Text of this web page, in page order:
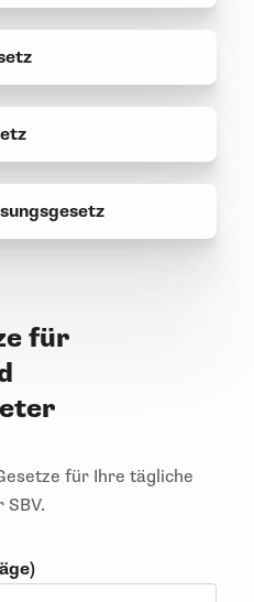
für
für Ihre tägliche